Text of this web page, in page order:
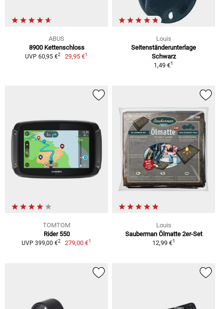
ABUS
8900 Kettenschloss
UVP 60,95 €2 29,95 €1
Louis
Seitenständerunterlage
Schwarz
1,49 €1
TOMTOM
Rider 550
UVP 399,00 €2 279,00 €1
Louis
Sauberman Ölmatte 2er-Set
12,99 €1